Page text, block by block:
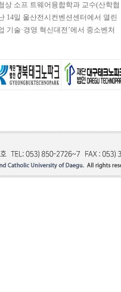
상 소프 트웨어융합학과 교수(산학협
14일 울산전시컨벤션센터에서 열린
기술·경영 혁신대전’에서 중소벤처